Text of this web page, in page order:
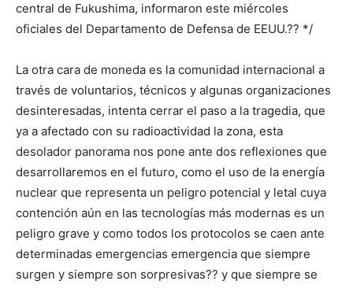
central de Fukushima, informaron este miércoles
oficiales del Departamento de Defensa de EEUU.?? */
La otra cara de moneda es la comunidad internacional a
través de voluntarios, técnicos y algunas organizaciones
desinteresadas, intenta cerrar el paso a la tragedia, que
ya a afectado con su radioactividad la zona, esta
desolador panorama nos pone ante dos reflexiones que
desarrollaremos en el futuro, como el uso de la energía
nuclear que representa un peligro potencial y letal cuya
contención aún en las tecnologías más modernas es un
peligro grave y como todos los protocolos se caen ante
determinadas emergencias emergencia que siempre
surgen y siempre son sorpresivas?? y que siempre se